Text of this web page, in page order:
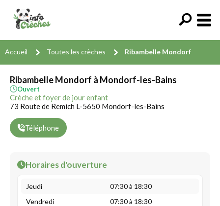
Accueil Toutes les crèches Ribambelle Mondorf
Ribambelle Mondorf à Mondorf-les-Bains
Ouvert
Crèche et foyer de jour enfant
73 Route de Remich L-5650 Mondorf-les-Bains
Téléphone
Horaires d'ouverture
Jeudi
07:30 à 18:30
Vendredi
07:30 à 18:30